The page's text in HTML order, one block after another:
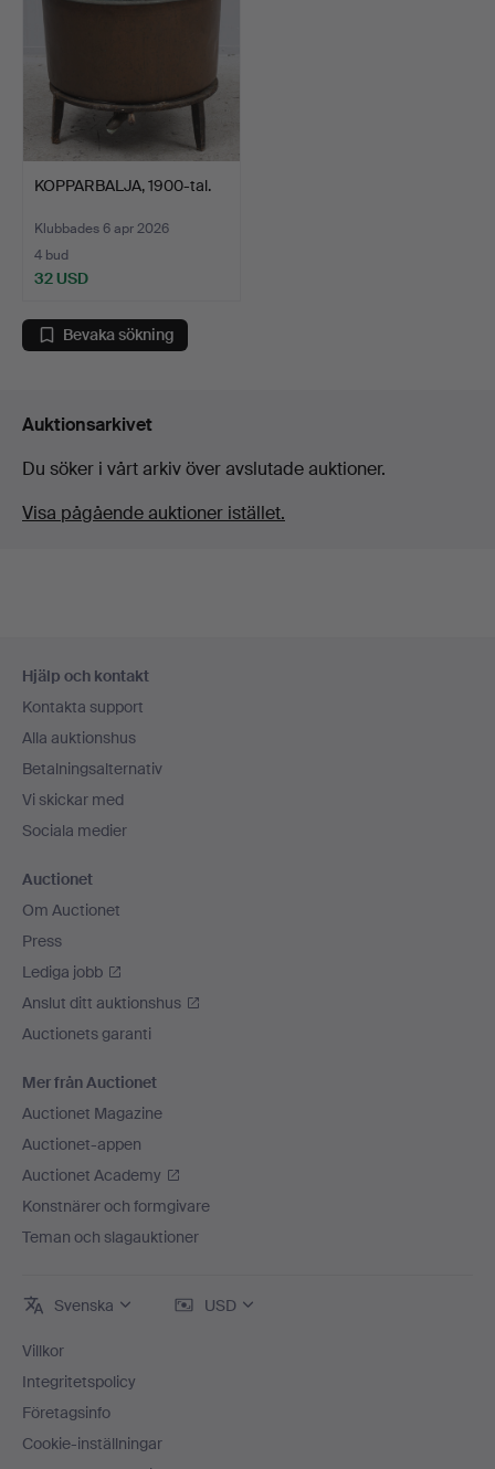
KOPPARBALJA, 1900-tal.
Klubbades 6 apr 2026
4 bud
32 USD
Bevaka sökning
Auktionsarkivet
Du söker i vårt arkiv över avslutade auktioner.
Visa pågående auktioner istället.
Hjälp och kontakt
Kontakta support
Alla auktionshus
Betalningsalternativ
Vi skickar med
Sociala medier
Auctionet
Om Auctionet
Press
Lediga jobb
Anslut ditt auktionshus
Auctionets garanti
Mer från Auctionet
Auctionet Magazine
Auctionet-appen
Auctionet Academy
Konstnärer och formgivare
Teman och slagauktioner
Svenska USD
Villkor
Integritetspolicy
Företagsinfo
Cookie-inställningar